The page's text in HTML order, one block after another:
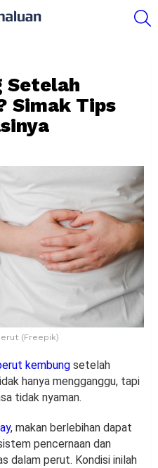
Setelah
Simak Tips
(Freepik)
kembung setelah
hanya mengganggu, tapi
tidak nyaman.
, makan berlebihan dapat
pencernaan dan
dalam perut. Kondisi inilah